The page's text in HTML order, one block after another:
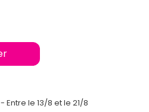
Entre le 13/8 et le 21/8